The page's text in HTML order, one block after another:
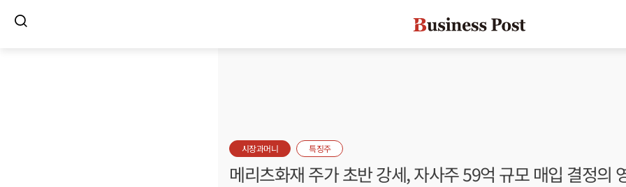
시장과머니 특징주
메리츠화재 주가 초반 강세, 자사주 59억 규모 매입 결정의